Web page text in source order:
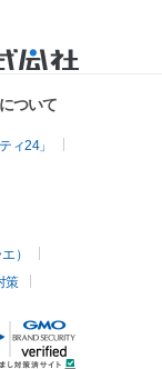
ついて
ィ24」
）
策